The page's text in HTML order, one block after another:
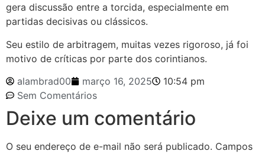
gera discussão entre a torcida, especialmente em
partidas decisivas ou clássicos.
Seu estilo de arbitragem, muitas vezes rigoroso, já foi
motivo de críticas por parte dos corintianos.
alambrad00
março 16, 2025
10:54 pm
Sem Comentários
Deixe um comentário
O seu endereço de e-mail não será publicado. Campos